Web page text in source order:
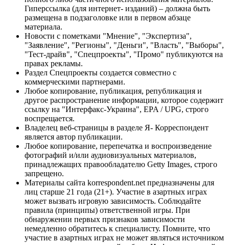
Гиперссылка (для интернет- изданий) – должна быть
размещена в подзаголовке или в первом абзаце
материала.
Новости с пометками "Мнение", "Экспертиза",
"Заявление", "Регионы", "Деньги", "Власть", "Выборы",
"Тест-драйв", "Спецпроекты", "Промо" публикуются на
правах рекламы.
Раздел Спецпроекты создается совместно с
коммерческими партнерами.
Любое копирование, публикация, републикация и
другое распространение информации, которое содержит
ссылку на "Интерфакс-Украина", EPA / UPG, строго
воспрещается.
Владелец веб-страницы в разделе Я- Корреспондент
является автор публикации.
Любое копирование, перепечатка и воспроизведение
фотографий и/или аудиовизуальных материалов,
принадлежащих правообладателю Getty Images, строго
запрещено.
Материалы сайта korrespondent.net предназначены для
лиц старше 21 года (21+). Участие в азартных играх
может вызвать игровую зависимость. Соблюдайте
правила (принципы) ответственной игры. При
обнаружении первых признаков зависимости
немедленно обратитесь к специалисту. Помните, что
участие в азартных играх не может являться источником